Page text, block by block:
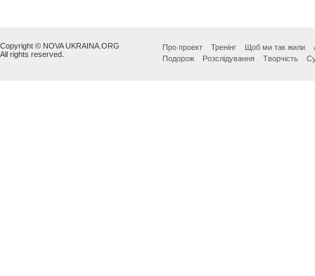
Copyright © NOVA UKRAINA.ORG
All rights reserved.
Про проект Тренінг Щоб ми так жили
Подорож
Розслідування Творчість